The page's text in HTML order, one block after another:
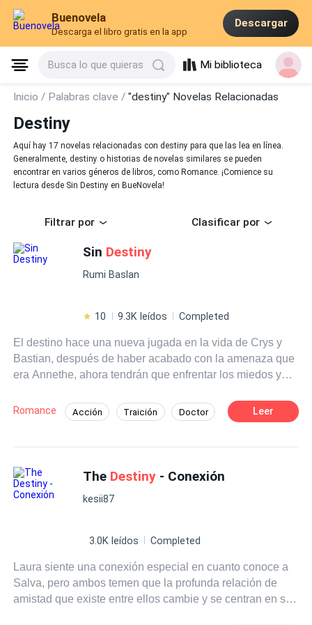
Buenovela
Descarga el libro gratis en la app
Descargar
Busca lo que quieras Mi biblioteca
Inicio / Palabras clave /"destiny" Novelas Relacionadas
Destiny
Aquí hay 17 novelas relacionadas con destiny para que las lea en línea.
Generalmente, destiny o historias de novelas similares se pueden
encontrar en varios géneros de libros, como Romance. ¡Comience su
lectura desde Sin Destiny en BueNovela!
Filtrar por Clasificar por
Sin Destiny
Rumi Baslan
10 9.3K leídos Completed
El destino hace una nueva jugada en la vida de Crys y
Bastian, después de haber acabado con la amenaza que
era Annethe, ahora tendrán que enfrentar los miedos y
año escolar llega y Bastian está dispuesto a todo por
recuperar a Crys, sin saber que ella guarda un secreto
lastima a muchas personas. ¿Podrá Bastian recuperar a
la persona que más ama en el mundo? y lo más
pondrá por última vez a prueba. Y un nuevo juego da
romance.
Romance Acción Traición Doctor Leer
The Destiny - Conexión
kesii87
3.0K leídos Completed
Laura siente una conexión especial en cuanto conoce a
Salva, pero ambos temen que la profunda relación de
amistad que existe entre ellos cambie y se centran en ser